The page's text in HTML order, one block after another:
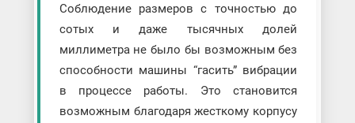
Соблюдение размеров с точностью до
сотых и даже тысячных долей
миллиметра не было бы возможным без
способности машины “гасить” вибрации
в процессе работы. Это становится
возможным благодаря жесткому корпусу